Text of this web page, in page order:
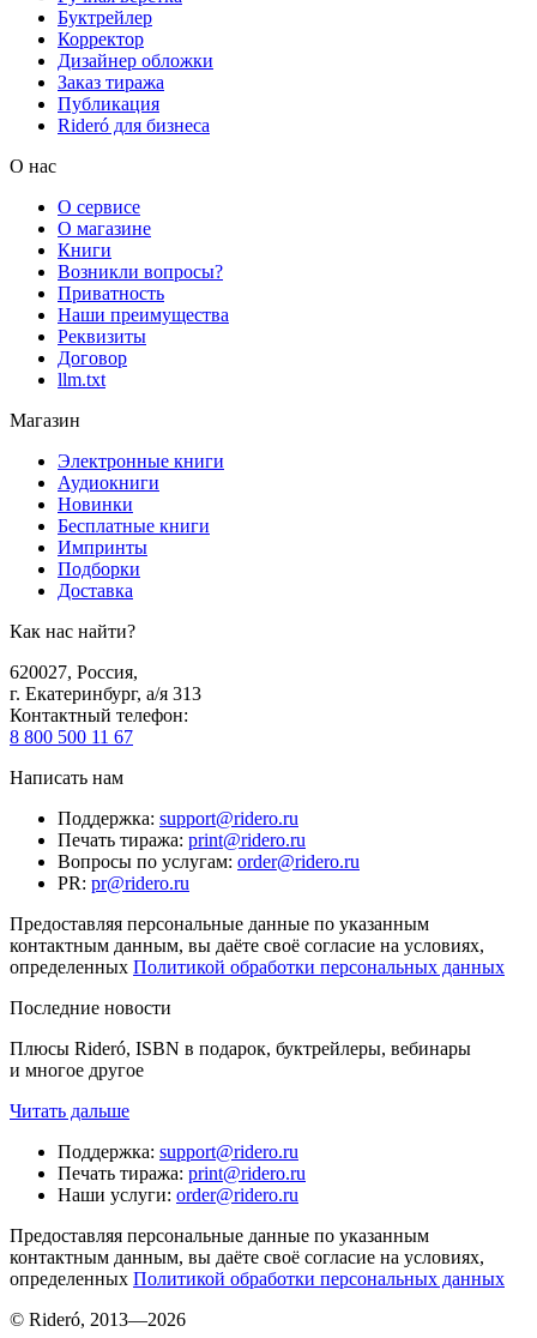
Буктрейлер
Корректор
Дизайнер обложки
Заказ тиража
Публикация
Rideró для бизнеса
О нас
О сервисе
О магазине
Книги
Возникли вопросы?
Приватность
Наши преимущества
Реквизиты
Договор
llm.txt
Магазин
Электронные книги
Аудиокниги
Новинки
Бесплатные книги
Импринты
Подборки
Доставка
Как нас найти?
620027, Россия,
г. Екатеринбург, а/я 313
Контактный телефон:
8 800 500 11 67
Написать нам
Поддержка: support@ridero.ru
Печать тиража: print@ridero.ru
Вопросы по услугам: order@ridero.ru
PR: pr@ridero.ru
Предоставляя персональные данные по указанным
контактным данным, вы даёте своё согласие на условиях,
определенных Политикой обработки персональных данных
Последние новости
Плюсы Rideró, ISBN в подарок, буктрейлеры, вебинары
и многое другое
Читать дальше
Поддержка: support@ridero.ru
Печать тиража: print@ridero.ru
Наши услуги: order@ridero.ru
Предоставляя персональные данные по указанным
контактным данным, вы даёте своё согласие на условиях,
определенных Политикой обработки персональных данных
© Rideró, 2013—2026